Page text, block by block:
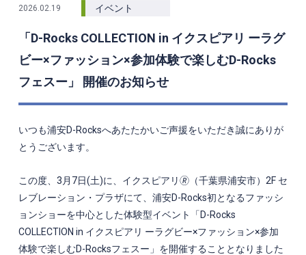
2026.02.19 イベント
「D-Rocks COLLECTION in イクスピアリ ーラグ
ビー×ファッション×参加体験で楽しむD-Rocks
フェスー」 開催のお知らせ
いつも浦安D-Rocksへあたたかいご声援をいただき誠にありが
とうございます。
この度、3 月 7日(土)に、イクスピアリ🄬（千葉県浦安市） 2F セ
レブレーション・プラザにて、浦安D-Rocks初となるファッシ
ョンショーを中心とした体験型イベント「 D-Rocks
COLLECTION in イクスピアリ ーラグビー×ファッション×参加
体験で楽しむD-Rocksフェスー」を開催することとなりました